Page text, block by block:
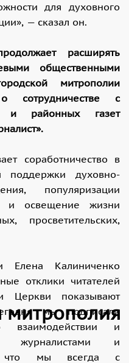
для духовного
— сказал он.
расширять
общественными
митрополии
сотрудничестве с
и районных газет
соработничество в
поддержки духовно-
популяризации
и освещение жизни
просветительских,
Елена Калиниченко
отклики читателей
Церкви показывают
мы подписали
и
журналистами и
что мы всегда с